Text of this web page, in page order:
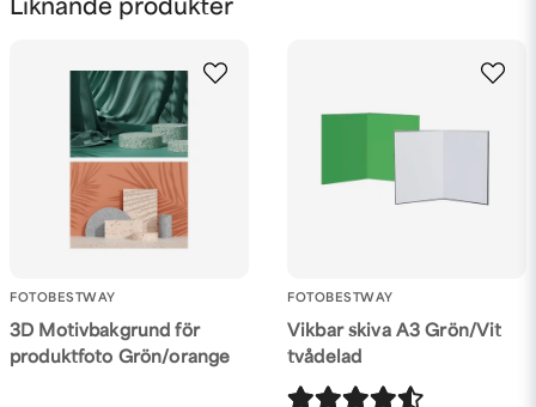
Liknande produkter
FOTOBESTWAY
3D Motivbakgrund för
produktfoto Grön/orange
FOTOBESTWAY
Vikbar skiva A3 Grön/Vit
tvådelad
email
Mejladress
Ja, ni får publicera min fråga